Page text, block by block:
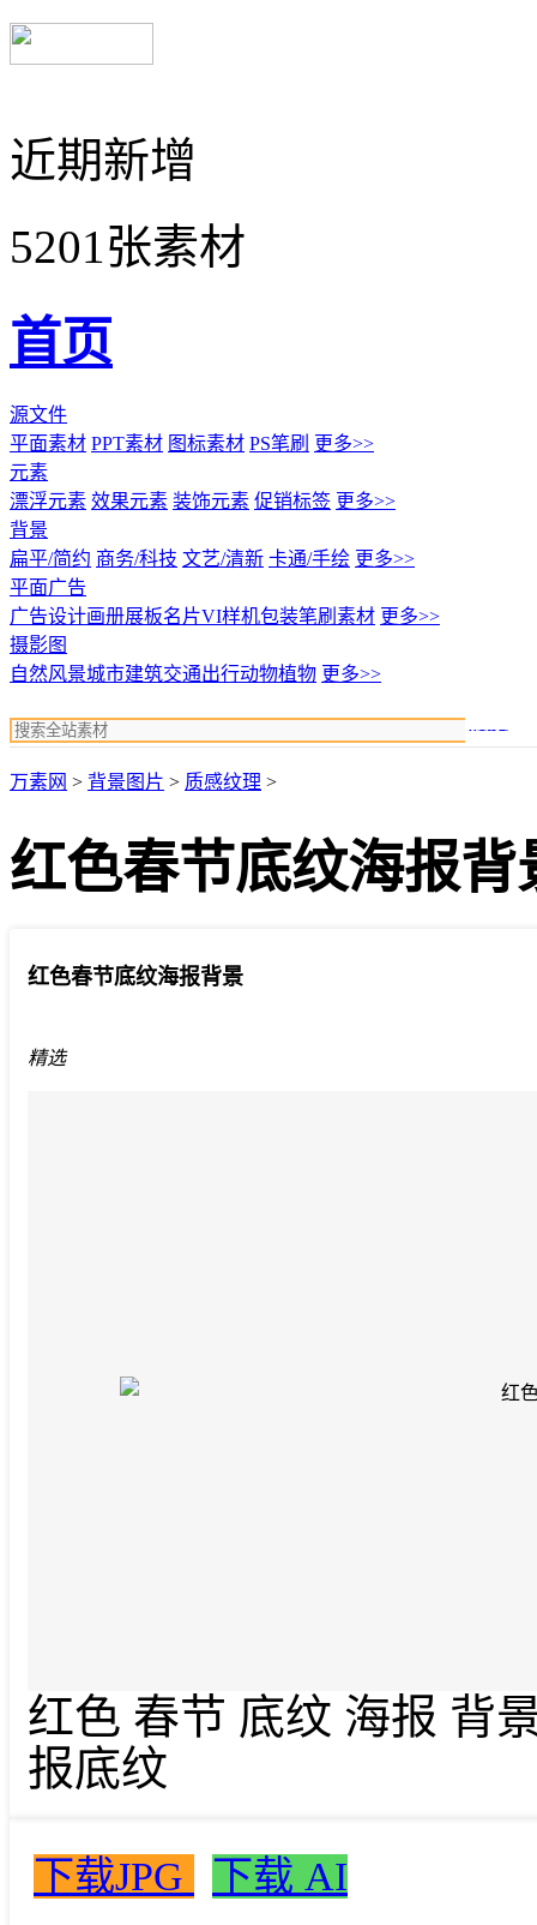
近期新增
5201张素材
首页
源文件
平面素材 PPT素材 图标素材 PS笔刷 更多>>
元素
漂浮元素 效果元素 装饰元素 促销标签 更多>>
背景
扁平/简约 商务/科技 文艺/清新 卡通/手绘 更多>>
平面广告
广告设计画册展板名片VI样机包装笔刷素材 更多>>
摄影图
自然风景城市建筑交通出行动物植物 更多>>
万素网 > 背景图片 > 质感纹理 >
红色春节底纹海报背
红色春节底纹海报背景
精选
红色 春节 底纹 海报 背
报底纹
下载JPG 下载 AI